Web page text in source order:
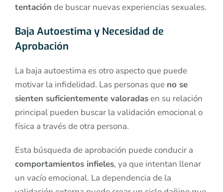
tentación de buscar nuevas experiencias sexuales.
Baja Autoestima y Necesidad de
Aprobación
La baja autoestima es otro aspecto que puede
motivar la infidelidad. Las personas que no se
sienten suficientemente valoradasen su relación
principal pueden buscar la validación emocional o
física a través de otra persona.
Esta búsqueda de aprobación puede conducir a
comportamientos infieles, ya que intentan llenar
un vacío emocional. La dependencia de la